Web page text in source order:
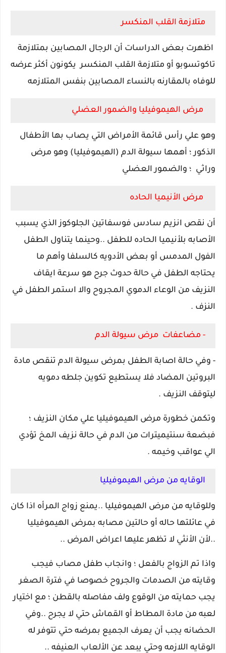
متلازمة القلب المنكسر
اظهرت بعض الدراسات أن الرجال المصابين بمتلازمة
تاكوتسوبو أو متلازمة القلب المنكسر يكونون أكثر عرضه
للوفاه بالمقارنه بالنساء المصابين بنفس المتلازمه
مرض الهيموفيليا والضمور العضلي
وهو علي رأس قائمة الأمراض التي يصاب بها الأطفال
الذكور ؛ أهمها سيولة الدم (الهيموفيليا) وهو مرض
وراثي ؛ والضمور العضلي
مرض الأنيميا الحاده
أن نقص انزيم سادس فوسفاتين الجلوكوز الذي يسبب
الأصابه بلأنيميا الحاده للطفل ..وحينما يتناول الطفل
الفول المدمس أو بعض الأدويه كالسلفا وأهم ما
يحتاجه الطفل في حالة حدوث جرح هو سرعة ايقاف
النزيف من الوعاء الدموي المجروح والا استمر الطفل في
النزف .
- مضاعفات مرض سيولة الدم
- وفي حالة اصابة الطفل بمرض سيولة الدم تنقص مادة
البروتين المضاد فلا يستطيع تكوين جلطه دمويه
ليتوقف النزيف .
وتكمن خطورة مرض الهيموفيليا علي مكان النزيف ؛
فبضعة سنتيميترات من الدم في حالة نزيف المخ تؤدي
الي عواقب وخيمه .
الوقايه من مرض الهيموفيليا
وللوقايه من مرض الهيموفيليا ..يمنع زواج المرأه اذا كان
في عائلتها حاله أو حالتين مصابه بمرض الهيموفيليا
..لأن الأنثي لا تظهر عليها اعراض المرض ..
واذا تم الزواج بالفعل ؛ وانجاب طفل مصاب فيجب
وقايته من الصدمات والجروح خصوصا في فترة الصغر
يجب حمايته من الوقوع ولف مفاصله بالقطن ؛ مع اختيار
لعبه من مادة المطاط أو القماش حتي لا يجرح ..وفي
الحضانه يجب أن يعرف الجميع بمرضه حتي تتوفر له
الوقايه اللازمه وحتي يبعد عن الألعاب العنيفه ..